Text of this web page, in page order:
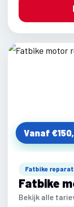
Vanaf
Fatbike
Fatbike
Bekijk alle